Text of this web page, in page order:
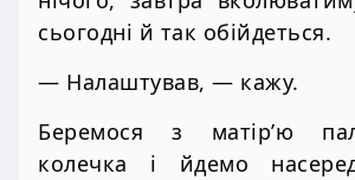
сьогодні й так обійдеться.
— Налаштував, — кажу.
Беремося з матір’ю
колечка і йдемо